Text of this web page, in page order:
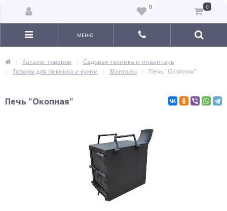
0 0
МЕНЮ
Каталог товаров
Садовая техника и инвентарь
Товары для пикника и кухни
Мангалы Печь "Окопная"
Печь "Окопная"